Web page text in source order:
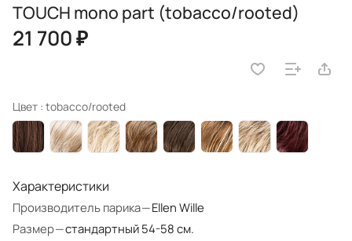
TOUCH mono part (tobacco/rooted)
21 700 ₽
Цвет : tobacco/rooted
Характеристики
Производитель парика—Ellen Wille
Размер—стандартный 54-58 см.